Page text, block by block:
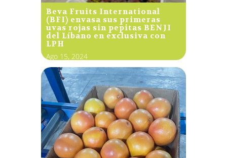
Beva Fruits International
(BFI) envasa sus primeras
uvas rojas sin pepitas BENJI
del Líbano en exclusiva con
LPH
Ago 15, 2024